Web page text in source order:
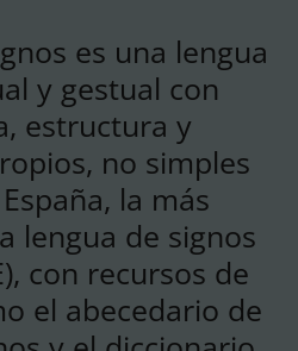
es una lengua
y gestual con
estructura y
no simples
la más
lengua de signos
con recursos de
el abecedario de